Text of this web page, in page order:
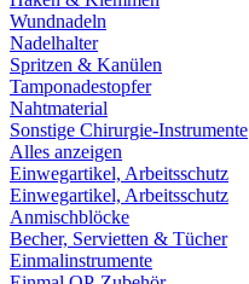
Wundnadeln
Nadelhalter
Spritzen & Kanülen
Tamponadestopfer
Nahtmaterial
Sonstige Chirurgie-Instrumente
Alles anzeigen
Einwegartikel, Arbeitsschutz
Einwegartikel, Arbeitsschutz
Anmischblöcke
Becher, Servietten & Tücher
Einmalinstrumente